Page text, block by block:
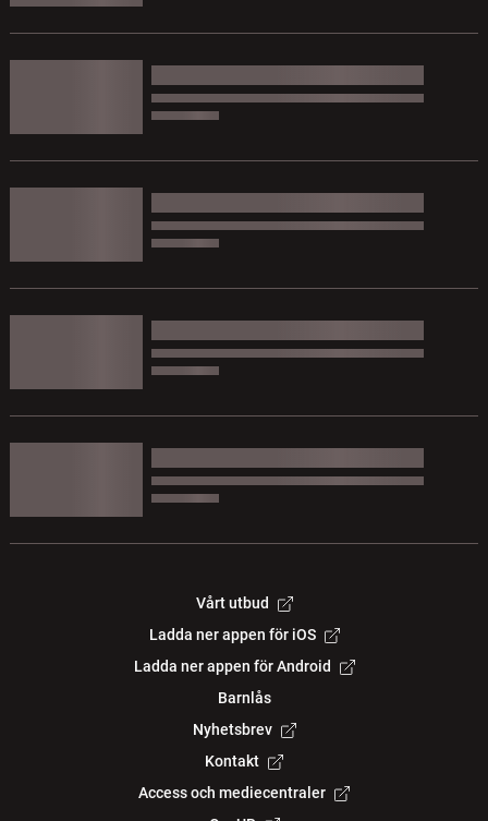
Vårt utbud
Ladda ner appen för iOS
Ladda ner appen för Android
Barnlås
Nyhetsbrev
Kontakt
Access och mediecentraler